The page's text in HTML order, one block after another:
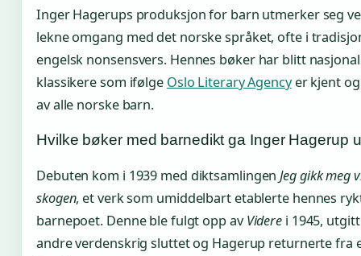
Inger Hagerups produksjon for barn utmerker seg
lekne omgang med det norske språket, ofte i
engelsk nonsensvers. Hennes bøker har blitt
klassikere som ifølge Oslo Literary Agencyer kjent
av alle norske barn.
Hvilke bøker med barnedikt ga Inger Hagerup
Debuten kom i 1939 med diktsamlingenJeg gikk meg
skogen, et verk som umiddelbart etablerte hennes
barnepoet. Denne ble fulgt opp avVidere i 1945,
andre verdenskrig sluttet og Hagerup returnerte fra